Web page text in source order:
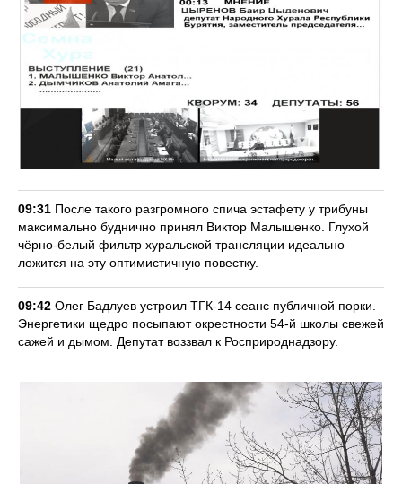
09:31 После такого разгромного спича эстафету у трибуны
максимально буднично принял Виктор Малышенко. Глухой
чёрно-белый фильтр хуральской трансляции идеально
ложится на эту оптимистичную повестку.
09:42 Олег Бадлуев устроил ТГК-14 сеанс публичной порки.
Энергетики щедро посыпают окрестности 54-й школы свежей
сажей и дымом. Депутат воззвал к Росприроднадзору.